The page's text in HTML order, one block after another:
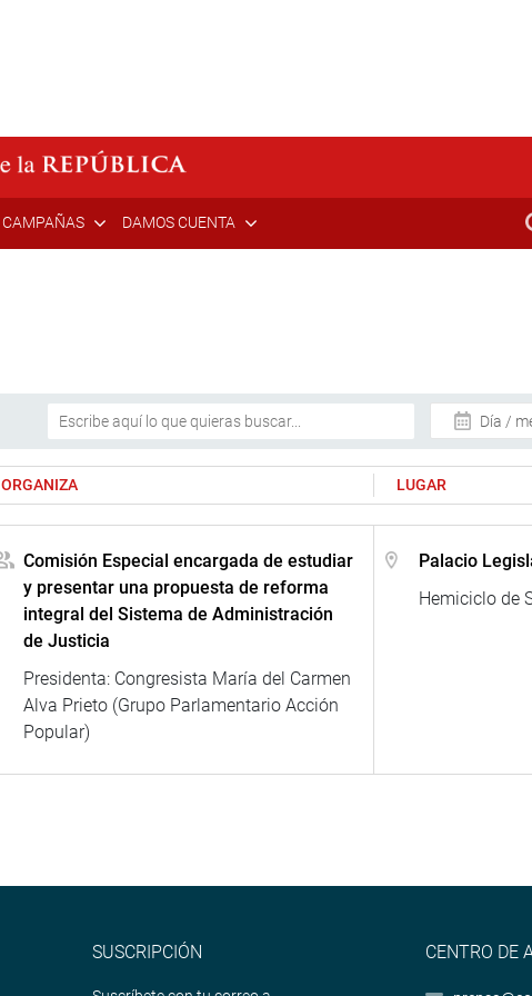
CAMPAÑAS DAMOS CUENTA
Día /
ORGANIZA LUGAR
Comisión Especial encargada de estudiar
y presentar una propuesta de reforma
integral del Sistema de Administración
de Justicia
Presidenta: Congresista María del Carmen
Alva Prieto (Grupo Parlamentario Acción
Popular)
Palacio
Hemiciclo de
SUSCRIPCIÓN CENTRO DE